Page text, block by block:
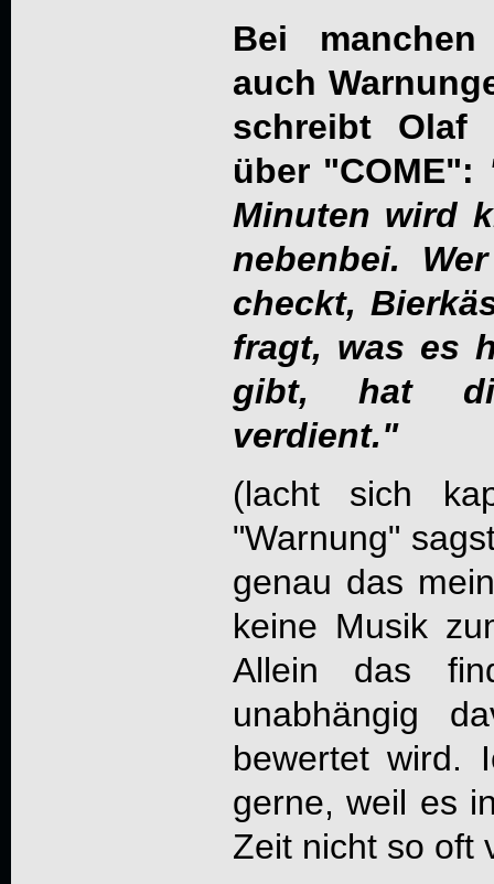
Bei
auch
schreibt Olaf
über "COME":
Minuten wird
nebenbei.
checkt,
fragt, was es
gibt, hat
verdient."
(lacht sich
"Warnung"
genau das
keine Musik
Allein das
unabhängig
bewertet wird.
gerne, weil es
Zeit nicht so oft